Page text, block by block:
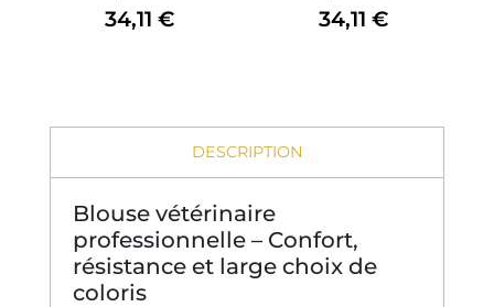
34,11 € 34,11 €
DESCRIPTION
Blouse vétérinaire
professionnelle – Confort,
résistance et large choix de
coloris